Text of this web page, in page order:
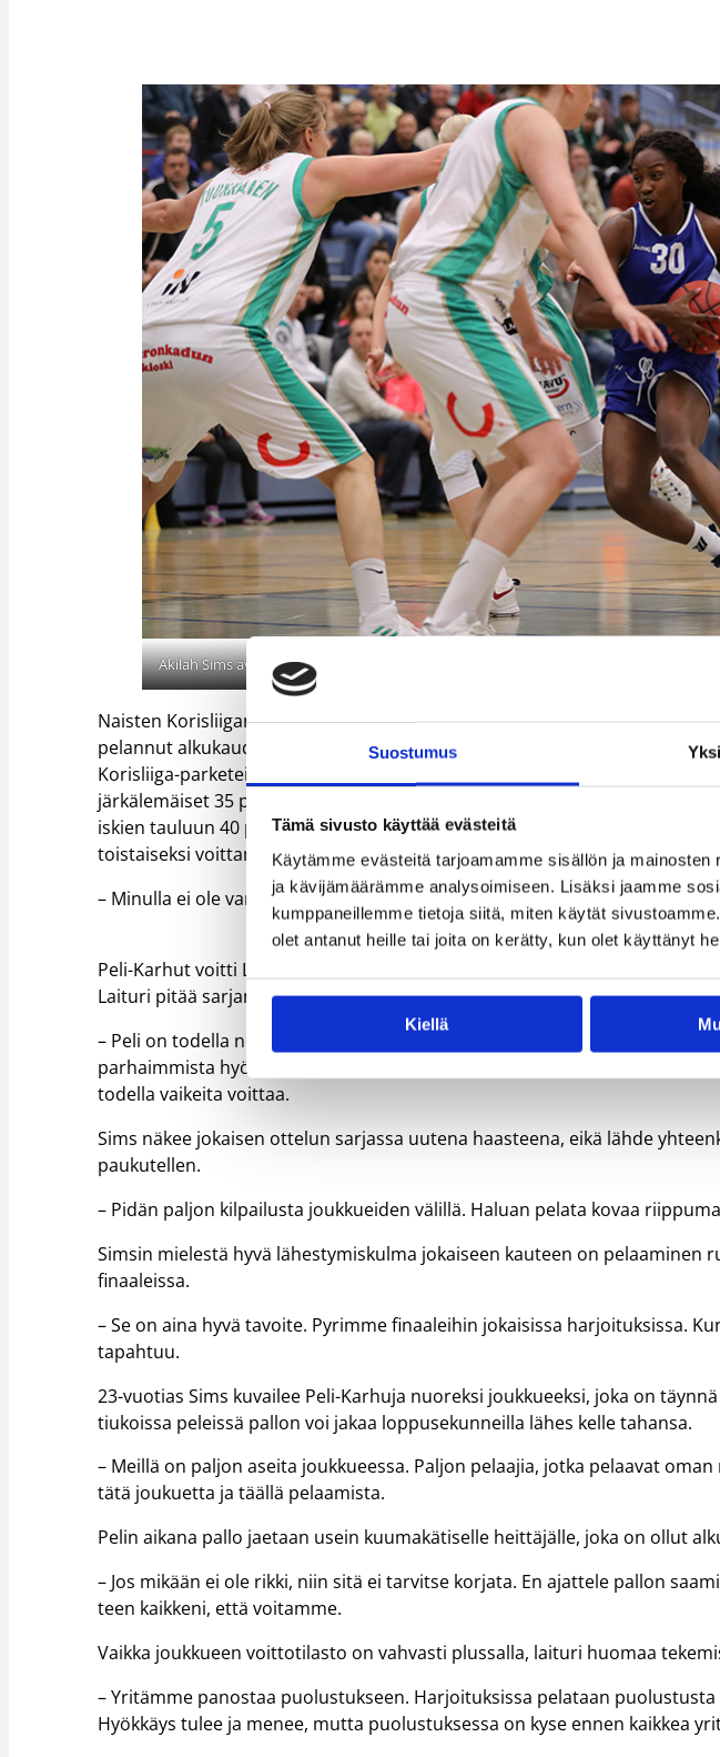
Suostumus
Tämä sivusto käyttää evästeitä
Käytämme evästeitä tarjoamamme sisällön ja
ja kävijämäärämme analysoimiseen. Lisäksi jaamme
kumppaneillemme tietoja siitä, miten käytät
olet antanut heille tai joita on kerätty, kun olet käyttänyt
Kiellä
Akilah Sims avasi alkukauden pirteästi 35 pisteellä hallitsevaa mestaria Hyvinkään
Naisten Korisliigan pistekärkeä 24.5 pisteen keskiarvolla dominoiva Peli-
pelannut alkukauden ottelut isolla liekillä. Myös viime kaudella PeKan
Korisliiga-parketeille erinomaisessa vireessä tulostaen avausottelussa
järkälemäiset 35 pistettä ja 14 levypalloa. Hän korjasi kauden parastaan
iskien tauluun 40 pistettä ja 11 levypalloa. Kauden kolmas tupla-tupla (13/
toistaiseksi voittamattomana pysyneelle Tapiolan Hongalle.
– Minulla ei ole varsinaista salaisuutta. Yritän pelata joka pelissä niin
Peli-Karhut voitti Lappeenrannan Catzin kotihallissaan lokakuun lopussa.
Laituri pitää sarjan tasoa todella kovana. Kärkijoukkueet ovat
– Peli on todella nopeaa ja laatu korkealla. Hongalla ja HyPo:lla on todella
parhaimmista hyökkäyksistä mitä olen nähnyt. He käyttävät vahvuuksiaan
todella vaikeita voittaa.
Sims näkee jokaisen ottelun sarjassa uutena haasteena, eikä lähde
paukutellen.
– Pidän paljon kilpailusta joukkueiden välillä. Haluan pelata kovaa
Simsin mielestä hyvä lähestymiskulma jokaiseen kauteen on pelaaminen
finaaleissa.
– Se on aina hyvä tavoite. Pyrimme finaaleihin jokaisissa harjoituksissa.
tapahtuu.
23-vuotias Sims kuvailee Peli-Karhuja nuoreksi joukkueeksi, joka on
tiukoissa peleissä pallon voi jakaa loppusekunneilla lähes kelle tahansa.
– Meillä on paljon aseita joukkueessa. Paljon pelaajia, jotka pelaavat
tätä joukuetta ja täällä pelaamista.
Pelin aikana pallo jaetaan usein kuumakätiselle heittäjälle, joka on ollut
– Jos mikään ei ole rikki, niin sitä ei tarvitse korjata. En ajattele pallon
teen kaikkeni, että voitamme.
Vaikka joukkueen voittotilasto on vahvasti plussalla, laituri huomaa
– Yritämme panostaa puolustukseen. Harjoituksissa pelataan
Hyökkäys tulee ja menee, mutta puolustuksessa on kyse ennen kaikkea